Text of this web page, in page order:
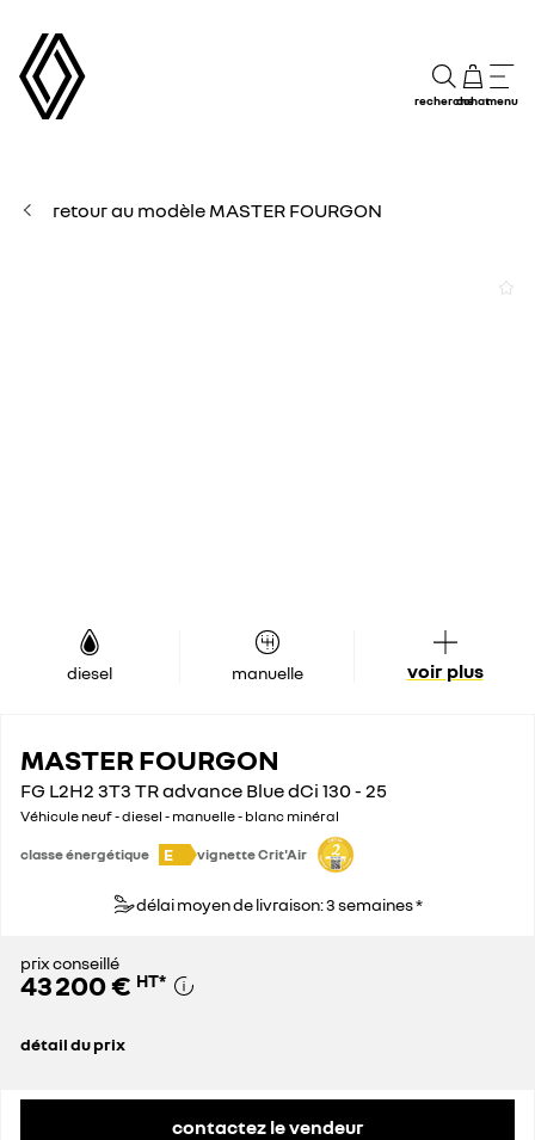
rechercheachatmenu
retour au modèle MASTER FOURGON
diesel manuelle voir plus
MASTER FOURGON
FG L2H2 3T3 TR advance Blue dCi 130 - 25
Véhicule neuf - diesel - manuelle - blanc minéral
classe énergétique E vignette Crit'Air
délai moyen de livraison: 3 semaines *
prix conseillé
43 200 € HT*
détail du prix
contactez le vendeur